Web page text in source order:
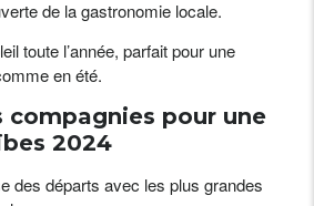
de la gastronomie locale.
toute l’année, parfait pour une
en été.
compagnies pour une
2024
des départs avec les plus grandes